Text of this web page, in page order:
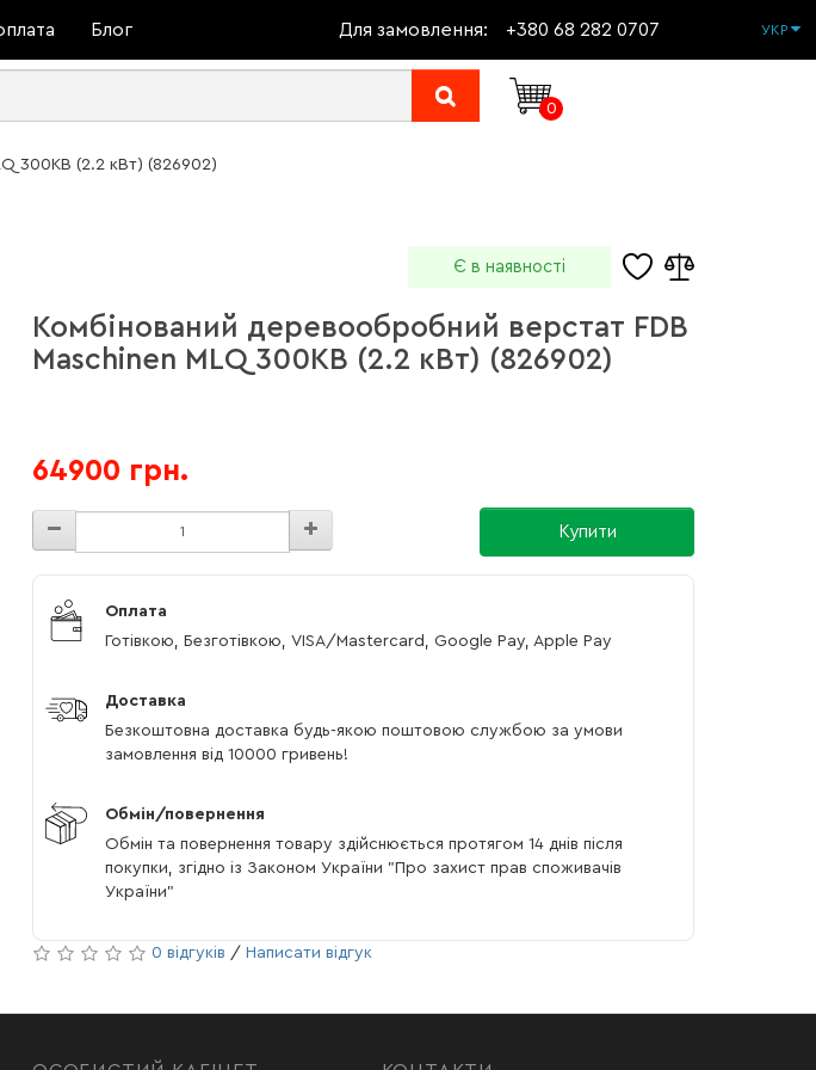
Блог Для замовлення: +380 68 282 0707 УКР
0
300КВ (2.2 кВт) (826902)
Є в наявності
Комбінований деревообробний верстат FDB
Maschinen MLQ 300КВ (2.2 кВт) (826902)
64900 грн.
Купити
Оплата
Готівкою, Безготівкою, VISA/Mastercard, Google Pay, Apple Pay
Доставка
Безкоштовна доставка будь-якою поштовою службою за умови
замовлення від 10000 гривень!
Обмін/повернення
Обмін та повернення товару здійснюється протягом 14 днів після
покупки, згідно із Законом України "Про захист прав споживачів
України"
0 відгуків / Написати відгук